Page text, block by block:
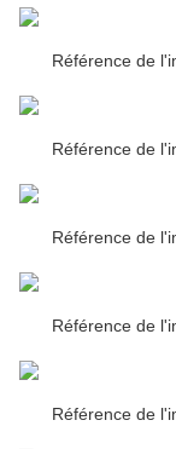
Référence de
Référence de
Référence de
Référence de
Référence de